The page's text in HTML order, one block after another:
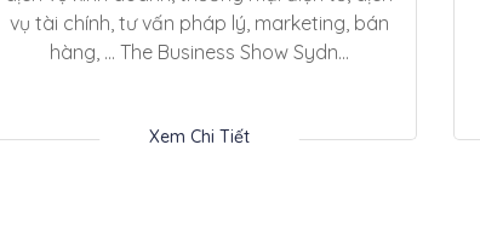
vụ tài chính, tư vấn pháp lý, marketing, bán
hàng, … The Business Show Sydn...
Xem Chi Tiết